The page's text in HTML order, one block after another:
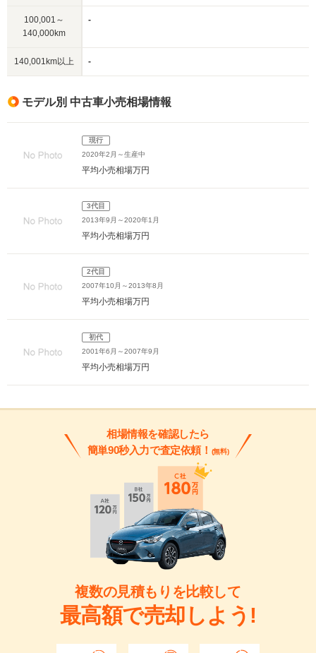
100,001～
140,000km
-
140,001km以上 -
モデル別 中古車小売相場情報
現行
2020年2月～生産中
平均小売相場万円
3代目
2013年9月～2020年1月
平均小売相場万円
2代目
2007年10月～2013年8月
平均小売相場万円
初代
2001年6月～2007年9月
平均小売相場万円
相場情報を確認したら
簡単90秒入力で査定依頼！ (無料)
複数の見積もりを比較して
最高額で売却しよう!